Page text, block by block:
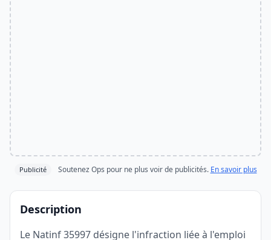
Publicité Soutenez Ops pour ne plus voir de publicités. En savoir plus
Description
Le Natinf 35997 désigne l'infraction liée à l'emploi